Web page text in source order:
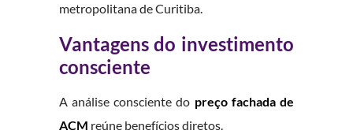
metropolitana de Curitiba.
Vantagens do investimento
consciente
A análise consciente do preço fachada de
ACM reúne benefícios diretos.